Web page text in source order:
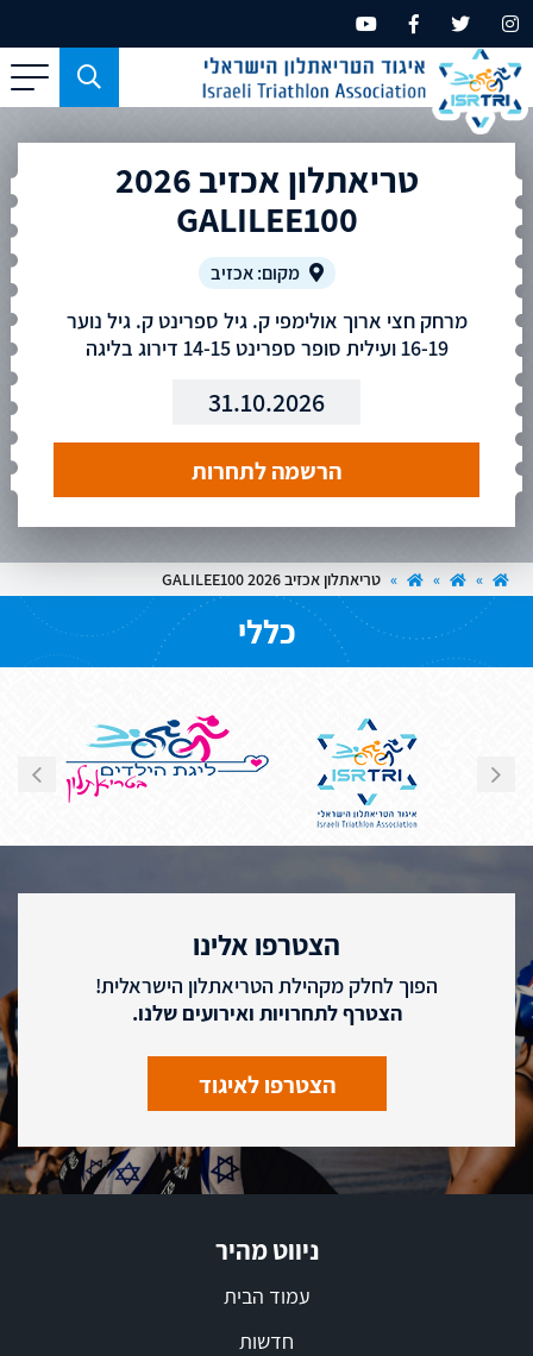
כפתור
משמש
עבור
טריאתלון אכזיב 2026
GALILEE100
מקום: אכזיב
מרחק חצי ארוך אולימפי ק. גיל ספרינט ק. גיל נוער
16-19 ועילית סופר ספרינט 14-15 דירוג בליגה
31.10.2026
הרשמה לתחרות
»
»
» טריאתלון אכזיב 2026 GALILEE100
כללי
הצטרפו אלינו
הפוך לחלק מקהילת הטריאתלון הישראלית!
הצטרף לתחרויות ואירועים שלנו.
הצטרפו לאיגוד
ניווט מהיר
עמוד הבית
חדשות